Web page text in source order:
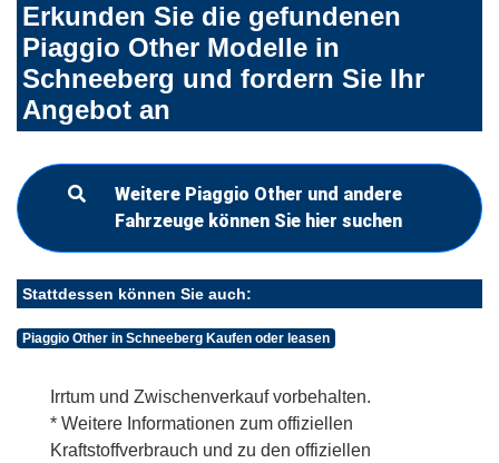
Erkunden Sie die gefundenen
Piaggio Other Modelle in
Schneeberg und fordern Sie Ihr
Angebot an
Weitere Piaggio Other und andere
Fahrzeuge können Sie hier suchen
Stattdessen können Sie auch:
Piaggio Other in Schneeberg Kaufen oder leasen
Irrtum und Zwischenverkauf vorbehalten.
* Weitere Informationen zum offiziellen
Kraftstoffverbrauch und zu den offiziellen